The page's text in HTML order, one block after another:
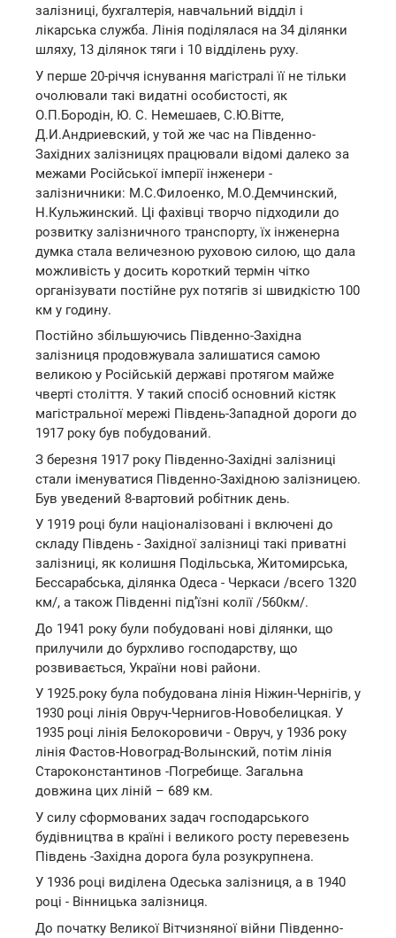
залізниці, бухгалтерія, навчальний відділ і
лікарська служба. Лінія поділялася на 34 ділянки
шляху, 13 ділянок тяги і 10 відділень руху.
У перше 20-річчя існування магістралі її не тільки
очолювали такі видатні особистості, як
О.П.Бородін, Ю. С. Немешаев, С.Ю.Вітте,
Д.И.Андриевский, у той же час на Південно-
Західних залізницях працювали відомі далеко за
межами Російської імперії інженери -
залізничники: М.С.Филоенко, М.О.Демчинский,
Н.Кульжинский. Ці фахівці творчо підходили до
розвитку залізничного транспорту, їх інженерна
думка стала величезною руховою силою, що дала
можливість у досить короткий термін чітко
організувати постійне рух потягів зі швидкістю 100
км у годину.
Постійно збільшуючись Південно-Західна
залізниця продовжувала залишатися самою
великою у Російській державі протягом майже
чверті століття. У такий спосіб основний кістяк
магістральної мережі Південь-3ападной дороги до
1917 року був побудований.
З березня 1917 року Південно-Західні залізниці
стали іменуватися Південно-Західною залізницею.
Був уведений 8-вартовий робітник день.
У 1919 році були націоналізовані і включені до
складу Південь - Західної залізниці такі приватні
залізниці, як колишня Подільська, Житомирська,
Бессарабська, ділянка Одеса - Черкаси /всего 1320
км/, а також Південні під’їзні колії /560км/.
До 1941 року були побудовані нові ділянки, що
прилучили до бурхливо господарству, що
розвивається, України нові райони.
У 1925.року була побудована лінія Ніжин-Чернігів, у
1930 році лінія Овруч-Чернигов-Новобелицкая. У
1935 році лінія Белокоровичи - Овруч, у 1936 року
лінія Фастов-Новоград-Волынский, потім лінія
Староконстантинов -Погребище. Загальна
довжина цих ліній – 689 км.
У силу сформованих задач господарського
будівництва в країні і великого росту перевезень
Південь -Західна дорога була розукрупнена.
У 1936 році виділена Одеська залізниця, а в 1940
році - Вінницька залізниця.
До початку Великої Вітчизняної війни Південно-